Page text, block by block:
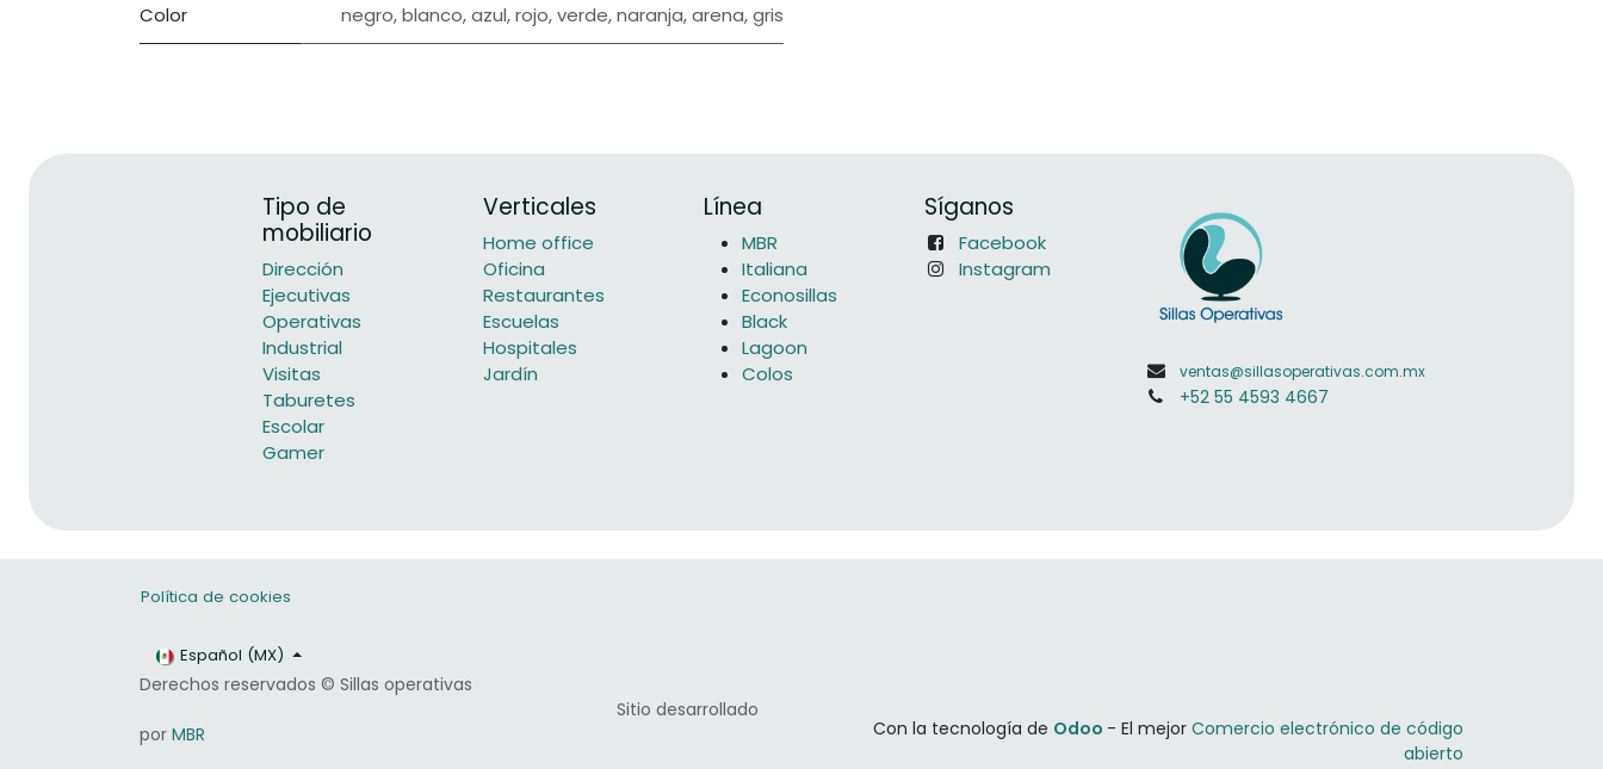
Color negro,blanco,azul,rojo,verde,naranja,arena,gris
Tipo de
mobiliario
Dirección
Ejecutivas
Operativas
Industrial
Visitas
Taburetes
Escolar
Gamer
Verticales
Home office
Oficina
Restaurantes
Escuelas
Hospitales
Jardín
Línea
MBR
Italiana
Econosillas
Black
Lagoon
Colos
Síganos
Facebook
Instagram
ventas@sillasoperativas.com.mx
+52 55 4593 4667
Política de cookies
Derechos reservados © Sillas operativas
​​Sitio desarrollado
por MBR
Español (MX)
Con la tecnología de Odoo - El mejor Comercio electrónico de código
abierto